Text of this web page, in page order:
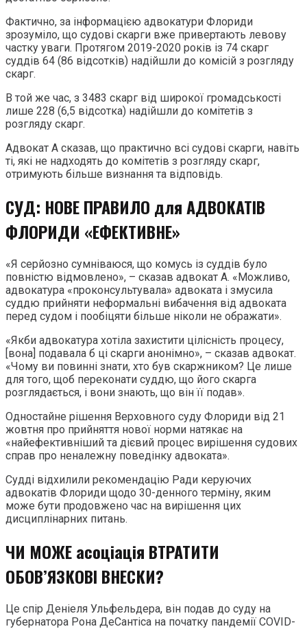
Фактично, за інформацією адвокатури Флориди
зрозуміло, що судові скарги вже привертають левову
частку уваги. Протягом 2019-2020 років із 74 скарг
суддів 64 (86 відсотків) надійшли до комісій з розгляду
скарг.
В той же час, з 3483 скарг від широкої громадськості
лише 228 (6,5 відсотка) надійшли до комітетів з
розгляду скарг.
Адвокат А сказав, що практично всі судові скарги, навіть
ті, які не надходять до комітетів з розгляду скарг,
отримують більше визнання та відповідь.
СУД: НОВЕ ПРАВИЛО для АДВОКАТІВ
ФЛОРИДИ «ЕФЕКТИВНЕ»
«Я серйозно сумніваюся, що комусь із суддів було
повністю відмовлено», – сказав адвокат А. «Можливо,
адвокатура «проконсультувала» адвоката і змусила
суддю прийняти неформальні вибачення від адвоката
перед судом і пообіцяти більше ніколи не ображати».
«Якби адвокатура хотіла захистити цілісність процесу,
[вона] подавала б ці скарги анонімно», – сказав адвокат.
«Чому ви повинні знати, хто був скаржником? Це лише
для того, щоб переконати суддю, що його скарга
розглядається, і вони знають, що він її подав».
Одностайне рішення Верховного суду Флориди від 21
жовтня про прийняття нової норми натякає на
«найефективніший та дієвий процес вирішення судових
справ про неналежну поведінку адвоката».
Судді відхилили рекомендацію Ради керуючих
адвокатів Флориди щодо 30-денного терміну, яким
може бути продовжено час на вирішення цих
дисциплінарних питань.
ЧИ МОЖЕ асоціація ВТРАТИТИ
ОБОВ’ЯЗКОВІ ВНЕСКИ?
Це спір Деніеля Ульфельдера, він подав до суду на
губернатора Рона ДеСантіса на початку пандемії COVID-